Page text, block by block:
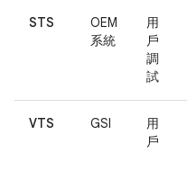
STS
OEM
系統
用
戶
調
試
VTS GSI
用
戶